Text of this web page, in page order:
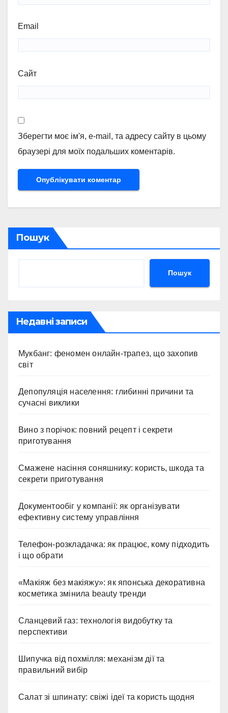
Email
Сайт
Зберегти моє ім'я, e-mail, та адресу сайту в цьому
браузері для моїх подальших коментарів.
Пошук
Пошук
Недавні записи
Мукбанг: феномен онлайн-трапез, що захопив
світ
Депопуляція населення: глибинні причини та
сучасні виклики
Вино з порічок: повний рецепт і секрети
приготування
Смажене насіння соняшнику: користь, шкода та
секрети приготування
Документообіг у компанії: як організувати
ефективну систему управління
Телефон-розкладачка: як працює, кому підходить
і що обрати
«Макіяж без макіяжу»: як японська декоративна
косметика змінила beauty тренди
Сланцевий газ: технологія видобутку та
перспективи
Шипучка від похмілля: механізм дії та
правильний вибір
Салат зі шпинату: свіжі ідеї та користь щодня